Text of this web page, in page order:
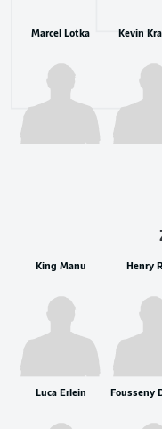
Marcel Lotka Kevin
King Manu Henry
Luca Erlein